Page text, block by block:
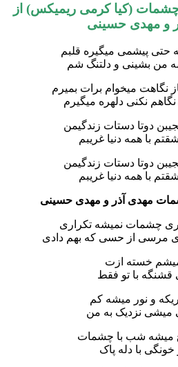
(کیا کرمی ریمیکس) از
و مهدی حسینی
حتی پیشمی میگیره قلبم
من بشینی و دلتنگ شم
نگاهت میخوام برات بمیرم
نگاهم نکنی دلهره میگیرم
دوتا دستات زندگیمن
با همه دنیا غریبم
دوتا دستات زندگیمن
با همه دنیا غریبم
مهدی آذر و مهدی حسینی
چشمات نمیشه تکراری
مرسی از حسی که بهم دادی
خسته ازت
با تو فقط
و نور میشه کم
میشی نزدیک به من
میشه شب با چشمات
خونگی با دله پاک